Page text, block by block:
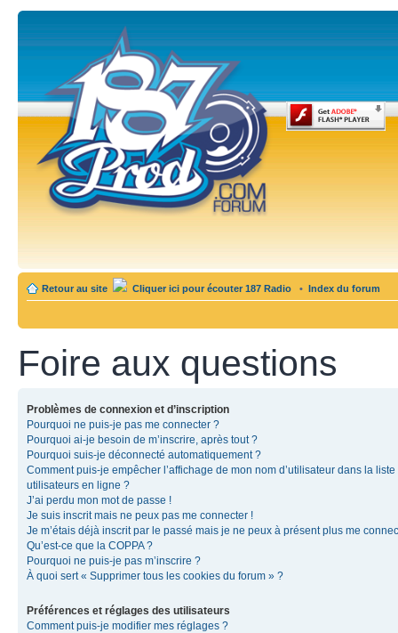
Retour au site Cliquer ici pour écouter 187 Radio • Index du forum
Foire aux questions
Problèmes de connexion et d’inscription
Pourquoi ne puis-je pas me connecter ?
Pourquoi ai-je besoin de m’inscrire, après tout ?
Pourquoi suis-je déconnecté automatiquement ?
Comment puis-je empêcher l’affichage de mon nom d’utilisateur dans la liste
utilisateurs en ligne ?
J’ai perdu mon mot de passe !
Je suis inscrit mais ne peux pas me connecter !
Je m’étais déjà inscrit par le passé mais je ne peux à présent plus me
Qu’est-ce que la COPPA ?
Pourquoi ne puis-je pas m’inscrire ?
À quoi sert « Supprimer tous les cookies du forum » ?
Préférences et réglages des utilisateurs
Comment puis-je modifier mes réglages ?